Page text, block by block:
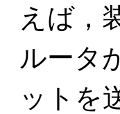
えば，
ルータ
ットを